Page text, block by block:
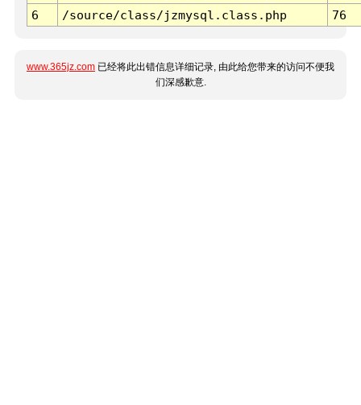
6
/source/class/jzmysql.class.php 76
www.365jz.com 已经将此出错信息详细记录, 由此给您带来的访问不便我
们深感歉意.